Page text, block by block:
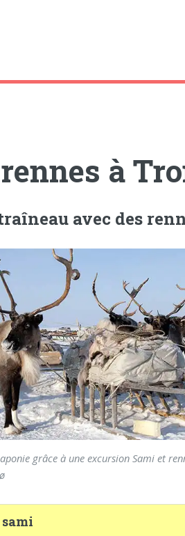
à
avec des
grâce à une excursion Sami et